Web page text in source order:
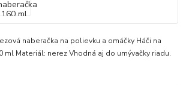
naberačka na polievku a omáčky Háči na
ml Materiál: nerez Vhodná aj do umývačky riadu.